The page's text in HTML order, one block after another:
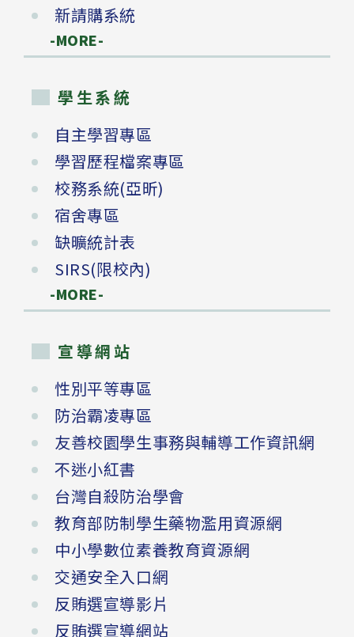
新請購系統
-MORE-
學生系統
自主學習專區
學習歷程檔案專區
校務系統(亞昕)
宿舍專區
缺曠統計表
SIRS(限校內)
-MORE-
宣導網站
性別平等專區
防治霸凌專區
友善校園學生事務與輔導工作資訊網
不迷小紅書
台灣自殺防治學會
教育部防制學生藥物濫用資源網
中小學數位素養教育資源網
交通安全入口網
反賄選宣導影片
反賄選宣導網站